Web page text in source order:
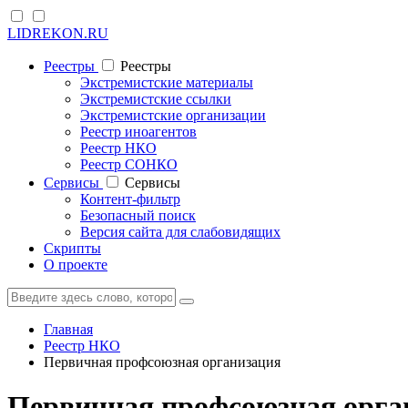
LIDREKON.RU
Реестры
Реестры
Экстремистские материалы
Экстремистские ссылки
Экстремистские организации
Реестр иноагентов
Реестр НКО
Реестр СОНКО
Cервисы
Cервисы
Контент-фильтр
Безопасный поиск
Версия сайта для слабовидящих
Скрипты
О проекте
Главная
Реестр НКО
Первичная профсоюзная организация